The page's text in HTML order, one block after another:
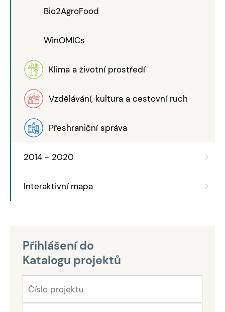
Bio2AgroFood
WinOMICs
Klima a životní prostředí
Vzdělávání, kultura a cestovní ruch
Přeshraniční správa
2014 - 2020
Interaktivní mapa
Přihlášení do
Katalogu projektů